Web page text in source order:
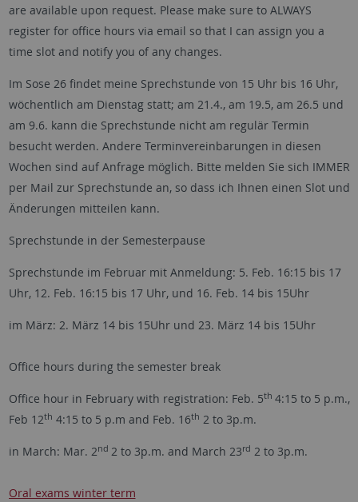
are available upon request. Please make sure to ALWAYS
register for office hours via email so that I can assign you a
time slot and notify you of any changes.
Im Sose 26 findet meine Sprechstunde von 15 Uhr bis 16 Uhr,
wöchentlich am Dienstag statt; am 21.4., am 19.5, am 26.5 und
am 9.6. kann die Sprechstunde nicht am regulär Termin
besucht werden. Andere Terminvereinbarungen in diesen
Wochen sind auf Anfrage möglich. Bitte melden Sie sich IMMER
per Mail zur Sprechstunde an, so dass ich Ihnen einen Slot und
Änderungen mitteilen kann.
Sprechstunde in der Semesterpause
Sprechstunde im Februar mit Anmeldung: 5. Feb. 16:15 bis 17
Uhr, 12. Feb. 16:15 bis 17 Uhr, und 16. Feb. 14 bis 15Uhr
im März: 2. März 14 bis 15Uhr und 23. März 14 bis 15Uhr
Office hours during the semester break
Office hour in February with registration: Feb. 5th 4:15 to 5 p.m.,
Feb 12th 4:15 to 5 p.m and Feb. 16th 2 to 3p.m.
in March: Mar. 2nd 2 to 3p.m. and March 23rd 2 to 3p.m.
Oral exams winter term